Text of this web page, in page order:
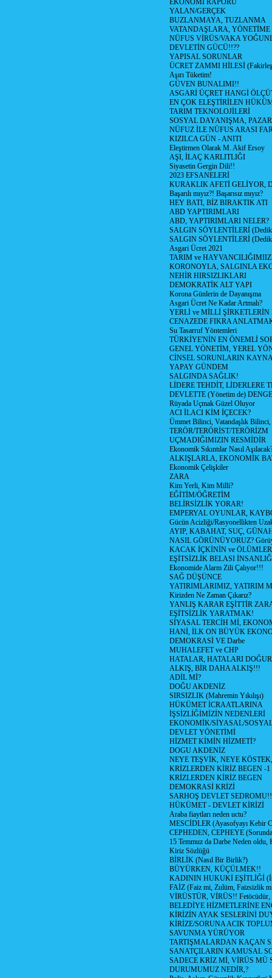
EKONOMİ RAPORU
YALAN/GERÇEK
BUZLANMAYA, TUZLANMA
VATANDAŞLARA,
NÜFUS VİRÜS/VAKA
DEVLETİN GÜCÜ!!??
YAPISAL SORUNLAR
ÜCRET ZAMMI HİLESİ
Aşırı Tüketim!
GÜVEN BUNALIMI!!
ASGARİ ÜÇRET HANGİ
EN ÇOK ELEŞTİRİLEN
TARIM TEKNOLOJİLERİ
SOSYAL DAYANIŞMA,
NÜFUZ İLE NÜFUS ARASI
KIZILCA GÜN - ANITI
Eleştirmen Olarak M. Akif Ersoy
AŞI, İLAÇ KARLITLIĞI
Siyasetin Gergin Dili!!
2023 EFSANELERİ
KURAKLIK AFETİ GELİYOR,
Başarılı mıyız?! Başarısız mıyız?
HEY BATI, BİZ BIRAKTIK ATI
ABD YAPTIRIMLARI
ABD, YAPTIRIMLARI NELER?
SALGIN SÖYLENTİLERİ
SALGIN SÖYLENTİLERİ
Asgari Ücret 2021
TARIM ve
KORONOYLA, SALGINLA
NEHİR HIRSIZLIKLARI
DEMOKRATİK ALT YAPI
Korona Günlerin de Dayanışma
Asgari Ücret Ne Kadar Artmalı?
YERLİ ve MİLLİ
CENAZEDE FIKRA
Su Tasarruf Yöntemleri
TÜRKİYE'NİN EN ÖNEMLİ
GENEL YÖNETİM, YEREL
CİNSEL SORUNLARIN
YAPAY GÜNDEM
SALGINDA SAĞLIK!
LİDERE TEHDİT, LİDERLERE
DEVLETTE (Yönetim de)
Rüyada Uçmak Güzel Oluyor
ACI İLACI KİM İÇECEK?
Ümmet Bilinci, Vatandaşlık
TERÖR/TERÖRİST/TERÖRİZM
UÇMADIĞIMIZIN RESMİDİR
Ekonomik Sıkıntılar Nasıl
ALKIŞLARLA, EKONOMİK
Ekonomik Çelişkiler
ZARA
Kim Yerli, Kim Milli?
EĞİTİM/ÖĞRETİM
BELİRSİZLİK YORAR!
EMPERYAL OYUNLAR,
Gücün Acizliği/Rasyonellikten
AYIP, KABAHAT, SUÇ,
NASIL GÖRÜNÜYORUZ?
KACAK İÇKİNİN ve
EŞİTSİZLİK BELASI
Ekonomide Alarm Zili Çalıyor!!!
SAĞ DÜŞÜNCE
YATIRIMLARIMIZ, YATIRIM
Kirizden Ne Zaman Çıkarız?
YANLIŞ KARAR EŞİTTİR
EŞİTSİZLİK YARATMAK!
SİYASAL TERCİH Mİ,
HANİ, İLK ON BÜYÜK
DEMOKRASİ VE Darbe
MUHALEFET ve CHP
HATALAR, HATALARI
ALKIŞ, BİR DAHA ALKIŞ!!!
ADİL Mİ?
DOĞU AKDENİZ
SIRSIZLIK (Mahremin Yıkılışı)
HÜKÜMET İCRAATLARINA
İŞSİZLİĞİMİZİN NEDENLERİ
EKONOMİK/SİYASAL/
DEVLET YÖNETİMİ
HİZMET KİMİN HİZMETİ?
DOGU AKDENİZ
NEYE TEŞVİK, NEYE
KRİZLERDEN KİRİZ BEGEN -1
KRİZLERDEN KİRİZ BEGEN
DEMOKRASİ KRİZİ
SARHOŞ DEVLET SEDROMU!!
HÜKÜMET - DEVLET KİRİZİ
Araba fiaytları neden uctu?
MESCİDLER (Ayasofyayı Kebir
CEPHEDEN, CEPHEYE
15 Temmuz da Darbe Neden oldu,
Kiriz Sözlüğü
BİRLİK (Nasıl Bir Birlik?)
BÜYÜRKEN, KÜÇÜLMEK!!
KADININ HUKUKİ EŞİTLİĞİ
FAİZ (Faiz mi, Zulüm, Faizsizlik
VİRÜSTÜR, VİRÜS!! Fetöcüdür,
BELEDİYE HİZMETLERİNE
KİRİZİN AYAK SESLERİNİ
KİRİZE/SORUNA ACIK
SAVUNMA YÜRÜYOR
TARTIŞMALARDAN KAÇAN
SANATÇILARIN KAMUSAL
SADECE KRİZ Mİ, VİRÜS MÜ
DURUMUMUZ NEDİR,?